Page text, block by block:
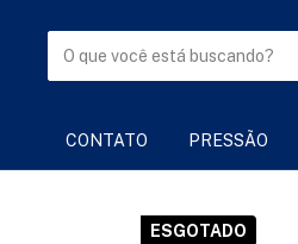
CONTATO PRESSÃO
ESGOTADO